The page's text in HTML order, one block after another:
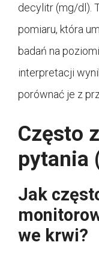
decylitr (mg/dl).
pomiaru, która
badań na
interpretacji
porównać je z
Często
pytania
Jak
we krwi?